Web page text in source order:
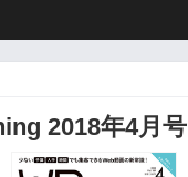
2018年4月号